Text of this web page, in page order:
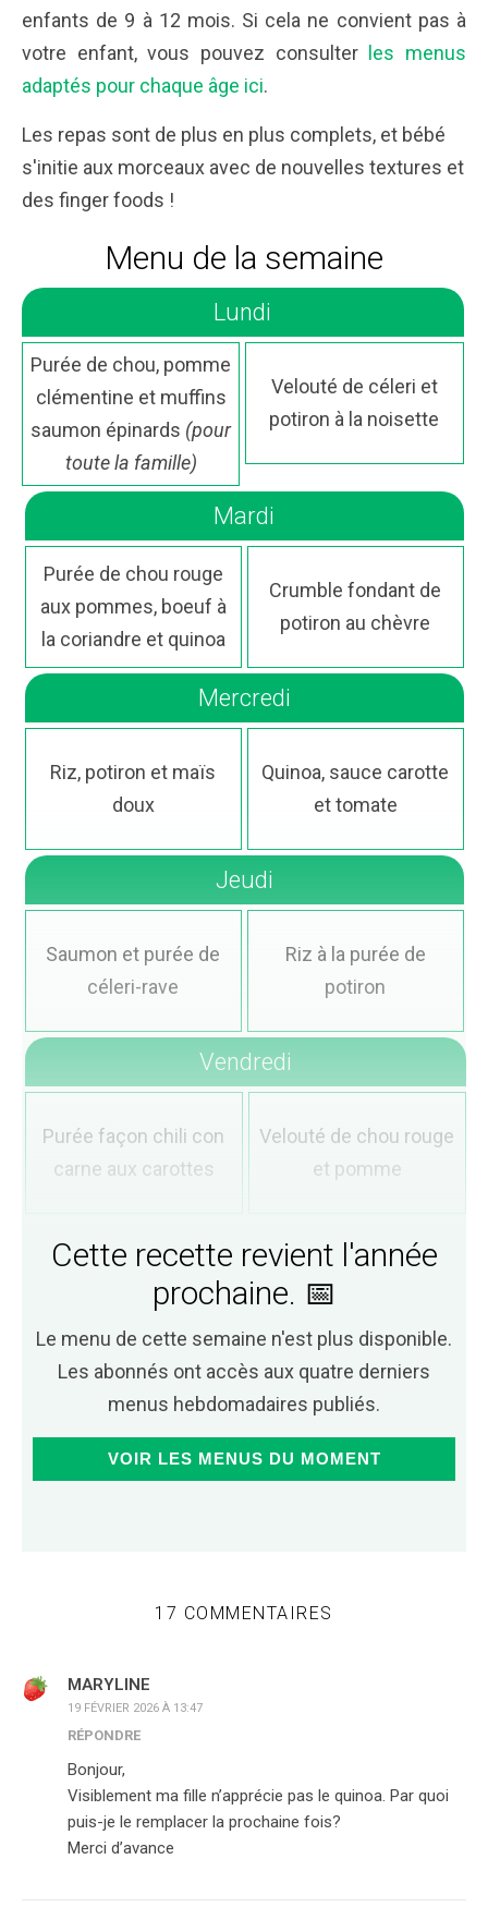
enfants de 9 à 12 mois. Si cela ne convient pas à
votre enfant, vous pouvez consulter
les menus
adaptés pour chaque âge ici.
Les repas sont de plus en plus complets, et bébé
s'initie aux morceaux avec de nouvelles textures et
des finger foods !
Menu de la semaine
Lundi
Purée de chou, pomme
clémentine et muffins
saumon épinards (pour
toute la famille)
Velouté de céleri et
potiron à la noisette
Mardi
Purée de chou rouge
aux pommes, boeuf à
la coriandre et quinoa
Crumble fondant de
potiron au chèvre
Mercredi
Riz, potiron et maïs
doux
Quinoa, sauce carotte
et tomate
Jeudi
Saumon et purée de
céleri-rave
Riz à la purée de
potiron
Vendredi
Purée façon chili con
carne aux carottes
Velouté de chou rouge
et pomme
Cette recette revient l'année
prochaine. 📅
Le menu de cette semaine n'est plus disponible.
Les abonnés ont accès aux quatre derniers
menus hebdomadaires publiés.
VOIR LES MENUS DU MOMENT
17 COMMENTAIRES
MARYLINE
19 FÉVRIER 2026 À 13:47
RÉPONDRE
Bonjour,
Visiblement ma fille n’apprécie pas le quinoa. Par quoi
puis-je le remplacer la prochaine fois?
Merci d’avance